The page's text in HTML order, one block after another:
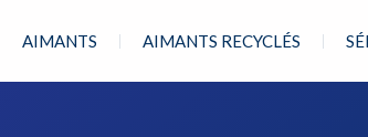
AIMANTS AIMANTS RECYCLÉS